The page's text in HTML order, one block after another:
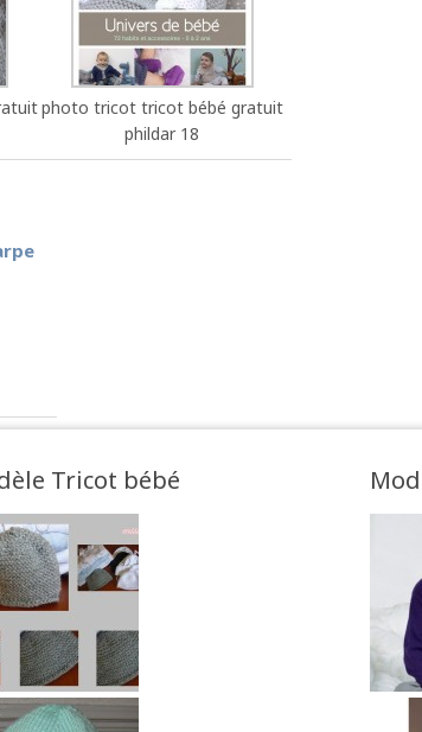
photo tricot tricot bébé gratuit
phildar 18
Tricot bébé